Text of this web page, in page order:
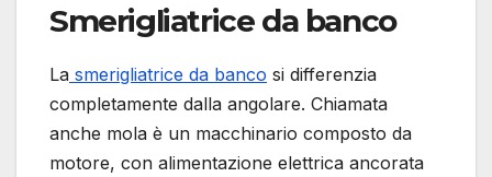
Smerigliatrice da banco
La smerigliatrice da banco si differenzia
completamente dalla angolare. Chiamata
anche mola è un macchinario composto da
motore, con alimentazione elettrica ancorata